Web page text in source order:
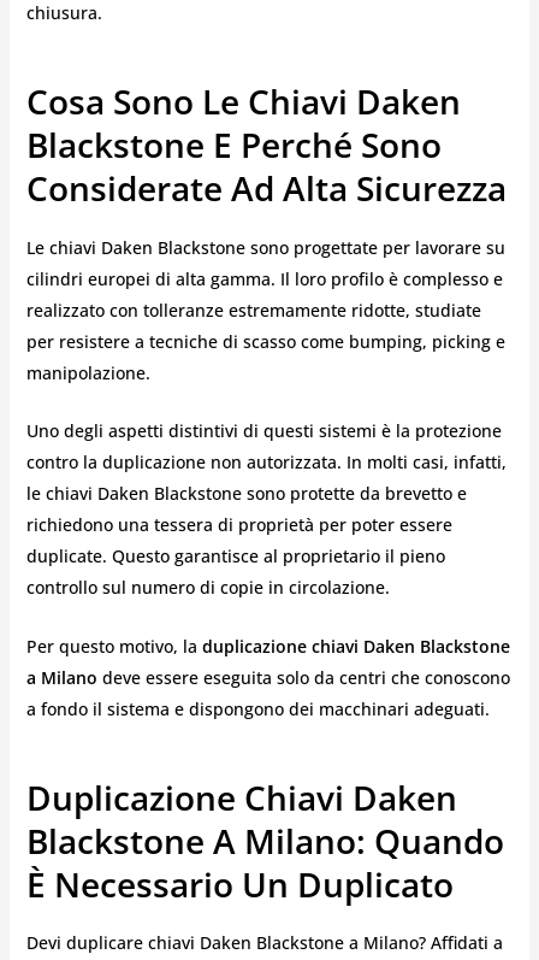
chiusura.
Cosa Sono Le Chiavi Daken
Blackstone E Perché Sono
Considerate Ad Alta Sicurezza
Le chiavi Daken Blackstone sono progettate per lavorare su
cilindri europei di alta gamma. Il loro profilo è complesso e
realizzato con tolleranze estremamente ridotte, studiate
per resistere a tecniche di scasso come bumping, picking e
manipolazione.
Uno degli aspetti distintivi di questi sistemi è la protezione
contro la duplicazione non autorizzata. In molti casi, infatti,
le chiavi Daken Blackstone sono protette da brevetto e
richiedono una tessera di proprietà per poter essere
duplicate. Questo garantisce al proprietario il pieno
controllo sul numero di copie in circolazione.
Per questo motivo, la duplicazione chiavi Daken Blackstone
a Milano deve essere eseguita solo da centri che conoscono
a fondo il sistema e dispongono dei macchinari adeguati.
Duplicazione Chiavi Daken
Blackstone A Milano: Quando
È Necessario Un Duplicato
Devi duplicare chiavi Daken Blackstone a Milano? Affidati a